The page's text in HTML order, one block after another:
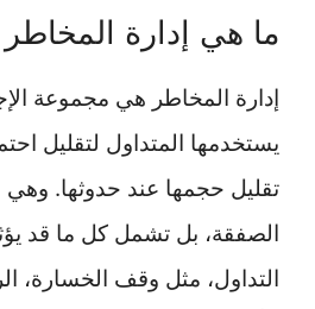
ما هي إدارة
إدارة المخاطر هي مجموعة
يستخدمها المتداول لتقليل
تقليل حجمها عند حدوثها.
الصفقة، بل تشمل كل ما قد
التداول، مثل وقف الخسارة،